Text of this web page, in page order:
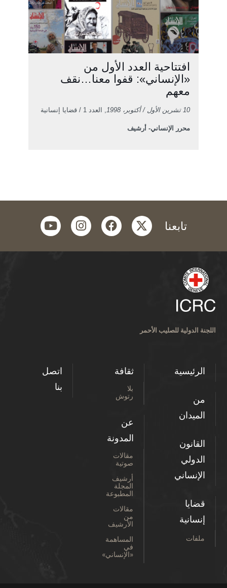
افتتاحية العدد الأول من
«الإنساني»: قفوا معنا…نقف
معهم
10 تشرين الأول / أكتوبر، 1998 , العدد 1 / قضايا إنسانية
محرر الإنساني- أرشيف
تابعنا twitter
facebook
instagram
youtube
اللجنة الدولية للصليب الأحمر
الرئيسية
من
الميدان
القانون
الدولي
الإنساني
قضايا
إنسانية
ملفات
ثقافة
بلا
رتوش
عن
المدونة
مقالات
صوتية
أرشيف
المجلة
المطبوعة
مقالات
من
الأرشيف
المساهمة
في
«الإنساني»
اتصل
بنا